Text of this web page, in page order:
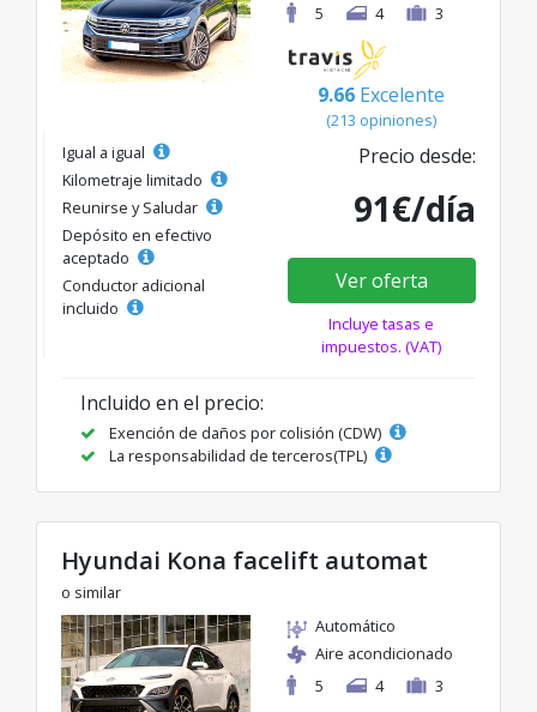
5
4 3
9.66 Excelente
(213 opiniones)
Igual a igual
Kilometraje limitado
Reunirse y Saludar
Depósito en efectivo
aceptado
Conductor adicional
incluido
Precio desde:
91€/día
Ver oferta
Incluye tasas e
impuestos. (VAT)
Incluido en el precio:
Exención de daños por colisión (CDW)
La responsabilidad de terceros(TPL)
Hyundai Kona facelift automat
o similar
Automático
Aire acondicionado
5
4 3